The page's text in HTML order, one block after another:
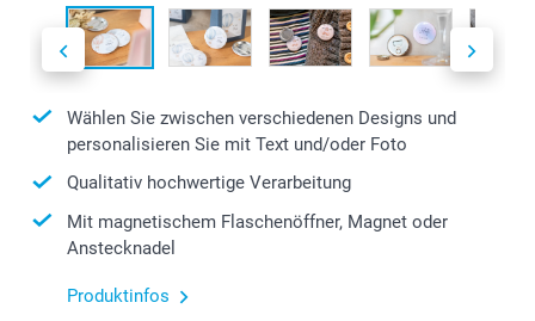
Wählen Sie zwischen verschiedenen Designs und
personalisieren Sie mit Text und/oder Foto
Qualitativ hochwertige Verarbeitung
Mit magnetischem Flaschenöffner, Magnet oder
Anstecknadel
Produktinfos